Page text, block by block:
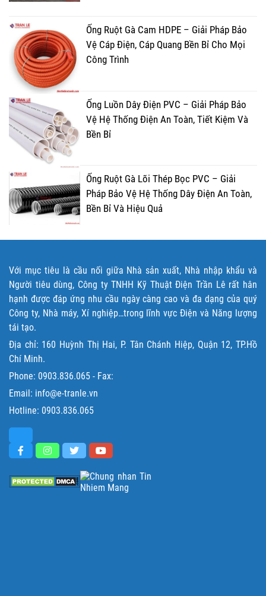
Ống Ruột Gà Cam HDPE – Giải Pháp Bảo
Vệ Cáp Điện, Cáp Quang Bền Bỉ Cho Mọi
Công Trình
Ống Luồn Dây Điện PVC – Giải Pháp Bảo
Vệ Hệ Thống Điện An Toàn, Tiết Kiệm Và
Bền Bỉ
Ống Ruột Gà Lõi Thép Bọc PVC – Giải
Pháp Bảo Vệ Hệ Thống Dây Điện An Toàn,
Bền Bỉ Và Hiệu Quả
Với mục tiêu là cầu nối giữa Nhà sản xuất, Nhà nhập khẩu và
Người tiêu dùng, Công ty TNHH Kỹ Thuật Điện Trần Lê rất hân
hạnh được đáp ứng nhu cầu ngày càng cao và đa dạng của quý
Công ty, Nhà máy, Xí nghiệp…trong lĩnh vực Điện và Năng lượng
tái tạo.
Địa chỉ: 160 Huỳnh Thị Hai, P. Tân Chánh Hiệp, Quận 12, TP.Hồ
Chí Minh.
Phone: 0903.836.065 - Fax:
Email: info@e-tranle.vn
Hotline: 0903.836.065